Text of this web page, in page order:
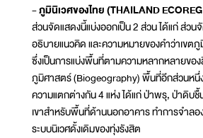
- ภูมินิเวศของไทย (THAILAND
ส่วนจัดแสดงนี้แบ่งออกเป็น 2 ส่วน ได้แก่ ส่ว
อธิบายแนวคิด และความหมายของคำว่าเขต
ซึ่งเป็นการแบ่งพื้นที่ตามความหลากหลายขอ
ภูมิศาสตร์ (Biogeography) พื้นที่อีกส่วนหนึ่
ความแตกต่างกัน 4 แห่ง ได้แก่ ป่าพรุ, ป่าดิบชื้
เขาสำหรับพื้นที่ด้านนอกอาคาร ทำการจำล
ระบบนิเวศดั้งเดิมของทุ่งรังสิต